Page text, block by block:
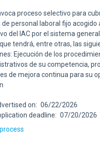
proceso selectivo para
personal laboral fijo acogido
del IAC por el sistema
tendrá, entre otras, las
Ejecución de los
de su competencia,
de mejora continua para su
on
06/22/2026
deadline
07/20/2026